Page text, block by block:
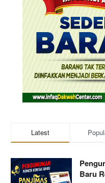
Latest
Baru